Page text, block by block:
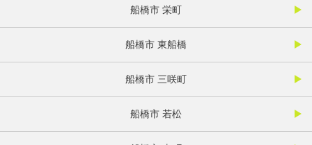
船橋市 栄町
船橋市 東船橋
船橋市 三咲町
船橋市 若松